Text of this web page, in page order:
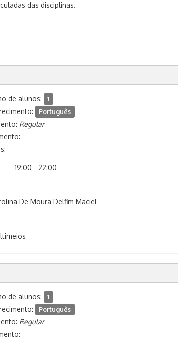
das disciplinas.
de alunos: 1
Português
Regular
19:00 - 22:00
De Moura Delfim Maciel
de alunos: 1
Português
Regular